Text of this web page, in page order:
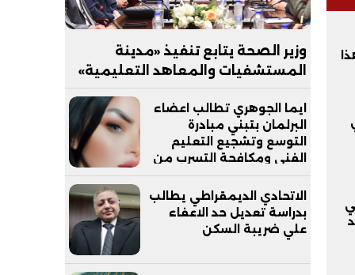
وزير الصحة يتابع تنفيذ «مدينة
المستشفيات والمعاهد التعليمية»
بالعاصمة الجديدة
ايما الجوهري تطالب اعضاء
البرلمان بتبني مبادرة
التوسع وتشجيع التعليم
الفني ومكافحة التسرب من
التعليم
الاتحادي الديمقراطي يطالب
بدراسة تعديل حد الاعفاء
علي ضريبة السكن